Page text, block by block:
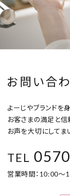
お問い合
よーじやブランドを
お客さまの満足と信
お声を大切にしてま
TEL
営業時間：10:00～